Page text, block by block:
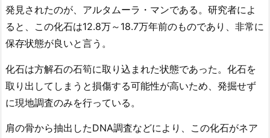
発見されたのが、アルタムーラ・マンである。研究者によ
ると、この化石は12.8万～18.7万年前のものであり、非常に
保存状態が良いと言う。
化石は方解石の石筍に取り込まれた状態であった。化石を
取り出してしまうと損傷する可能性が高いため、発掘せず
に現地調査のみを行っている。
肩の骨から抽出したDNA調査などにより、この化石がネア